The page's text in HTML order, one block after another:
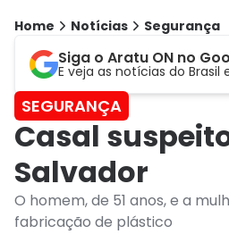
Home Notícias Segurança
Siga o Aratu ON no
E veja as notícias do
SEGURANÇA
Casal
Salvador
O homem, de 51 anos, e a
fabricação de plástico